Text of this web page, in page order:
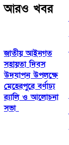
আরও খবর
জাতীয় আইনগত
সহায়তা দিবস
উদযাপন উপলক্ষে
মেহেরপুরে বর্ণাঢ্য
র‌্যালি ও আলোচনা
সভা